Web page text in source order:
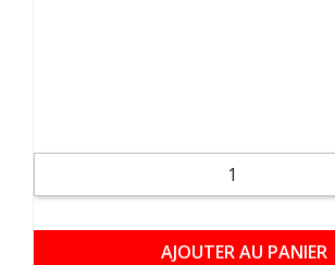
AJOUTER AU PANIER